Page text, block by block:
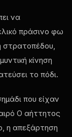
να
πράσινο φω
στρατοπέδου,
κίνηση
το πόδι.
που είχαν
Ο αήττητος
η απεξάρτηση